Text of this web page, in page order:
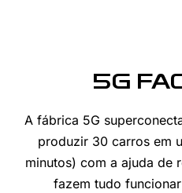
5G
A fábrica 5G
produzir 30 carros em
minutos) com a ajuda de
fazem tudo